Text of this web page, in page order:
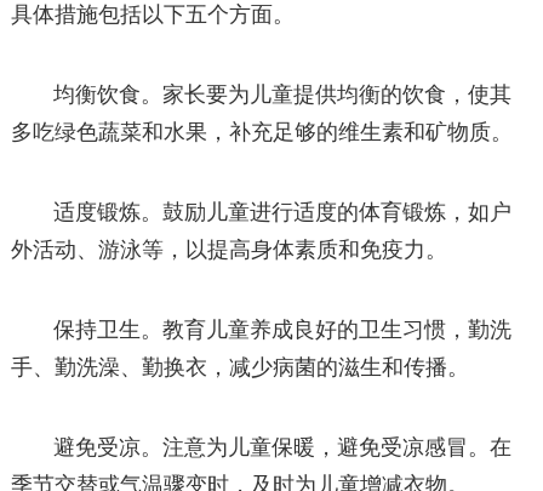
具体措施包括以下五个方面。
均衡饮食。家长要为儿童提供均衡的饮食，使其
多吃绿色蔬菜和水果，补充足够的维生素和矿物质。
适度锻炼。鼓励儿童进行适度的体育锻炼，如户
外活动、游泳等，以提高身体素质和免疫力。
保持卫生。教育儿童养成良好的卫生习惯，勤洗
手、勤洗澡、勤换衣，减少病菌的滋生和传播。
避免受凉。注意为儿童保暖，避免受凉感冒。在
季节交替或气温骤变时，及时为儿童增减衣物。